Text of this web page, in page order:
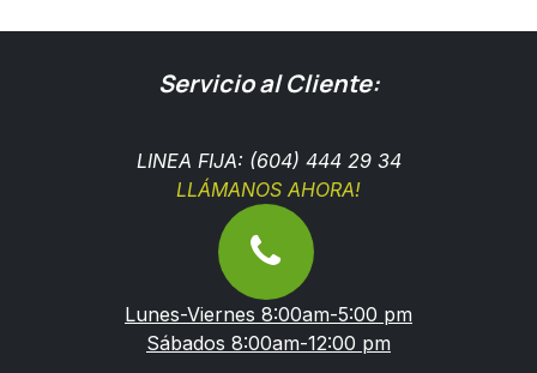
Servicio al Cliente:
LINEA FIJA: (604) 444 29 34
LLÁMANOS AHORA!
Lunes-Viernes 8:00am-5:00 pm
Sábados 8:00am-12:00 pm